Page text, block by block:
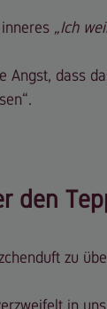
„Ich
Angst, dass
den
zu
in